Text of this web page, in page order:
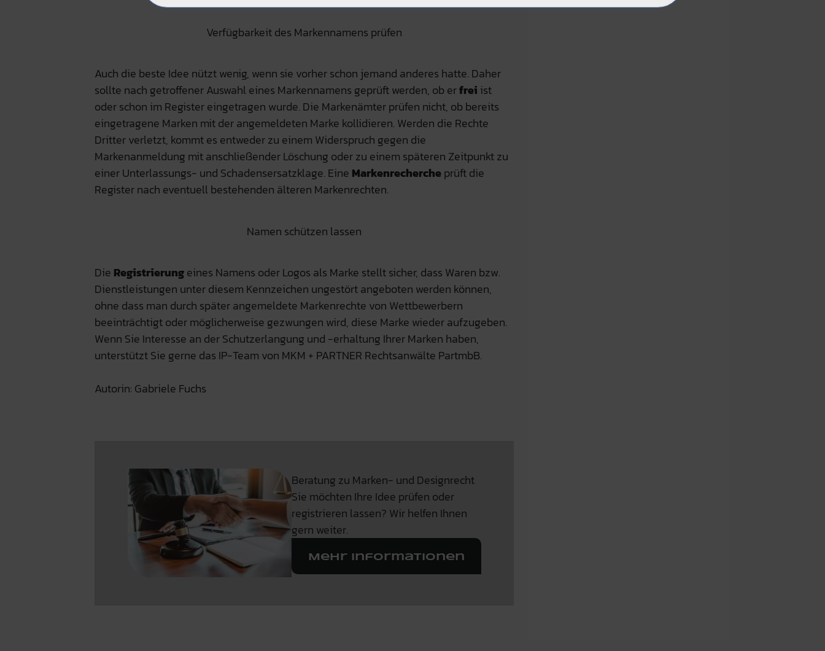
Verfügbarkeit des Markennamens prüfen
Auch die beste Idee nützt wenig, wenn sie vorher schon jemand anderes hatte. Daher
sollte nach getroffener Auswahl eines Markennamens geprüft werden, ob erfrei ist
oder schon im Register eingetragen wurde. Die Markenämter prüfen nicht, ob bereits
eingetragene Marken mit der angemeldeten Marke kollidieren. Werden die Rechte
Dritter verletzt, kommt es entweder zu einem Widerspruch gegen die
Markenanmeldung mit anschließender Löschung oder zu einem späteren Zeitpunkt zu
einer Unterlassungs- und Schadensersatzklage. Eine Markenrechercheprüft die
Register nach eventuell bestehenden älteren Markenrechten.
Namen schützen lassen
Die Registrierungeines Namens oder Logos als Marke stellt sicher, dass Waren bzw.
Dienstleistungen unter diesem Kennzeichen ungestört angeboten werden können,
ohne dass man durch später angemeldete Markenrechte von Wettbewerbern
beeinträchtigt oder möglicherweise gezwungen wird, diese Marke wieder aufzugeben.
Wenn Sie Interesse an der Schutzerlangung und -erhaltung Ihrer Marken haben,
unterstützt Sie gerne das IP-Team von MKM + PARTNER Rechtsanwälte PartmbB.
Autorin: Gabriele Fuchs
Beratung zu Marken- und Designrecht
Sie möchten Ihre Idee prüfen oder
registrieren lassen? Wir helfen Ihnen
gern weiter.
Mehr Informationen